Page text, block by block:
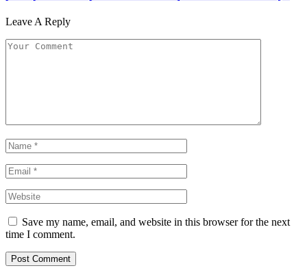
Leave A Reply
Save my name, email, and website in this browser for the next
time I comment.